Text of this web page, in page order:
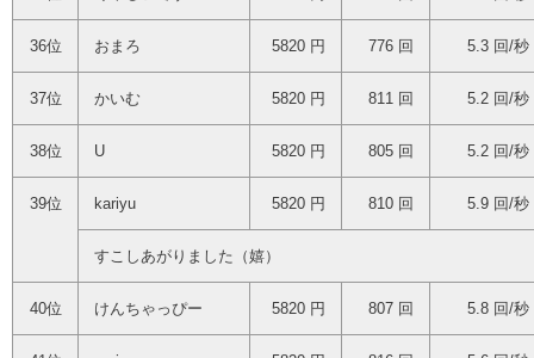
36位 おまろ 5820 円 776 回 5.3 回/秒
37位 かいむ 5820 円 811 回 5.2 回/秒
38位 U 5820 円 805 回 5.2 回/秒
39位 kariyu 5820 円 810 回 5.9 回/秒
すこしあがりました（嬉）
40位 けんちゃっぴー 5820 円 807 回 5.8 回/秒